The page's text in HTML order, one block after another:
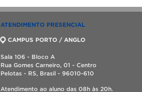
ATENDIMENTO PRESENCIAL
CAMPUS PORTO / ANGLO
Sala 106 - Bloco A
Rua Gomes Carneiro, 01 - Centro
Pelotas - RS, Brasil - 96010-610
Atendimento ao aluno das 08h às 20h.